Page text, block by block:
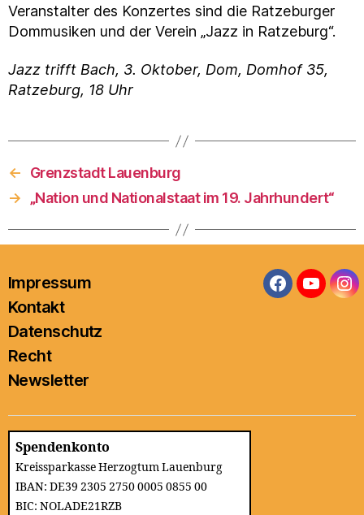
Veranstalter des Konzertes sind die Ratzeburger
Dommusiken und der Verein „Jazz in Ratzeburg“.
Jazz trifft Bach, 3. Oktober, Dom, Domhof 35,
Ratzeburg, 18 Uhr
←
Grenzstadt Lauenburg
→
„Nation und Nationalstaat im 19. Jahrhundert“
Impressum
Kontakt
Datenschutz
Recht
Newsletter
Facebook
Spendenkonto
Kreissparkasse Herzogtum Lauenburg
IBAN: DE39 2305 2750 0005 0855 00
BIC: NOLADE21RZB